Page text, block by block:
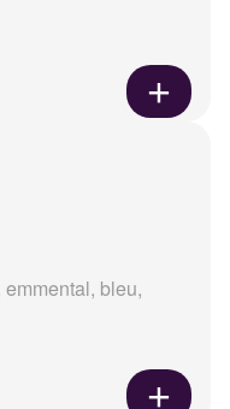
bleu,